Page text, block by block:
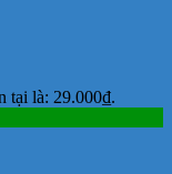
tại là: 29.000₫.